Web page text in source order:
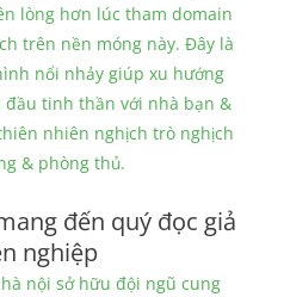
lòng hơn lúc tham domain
trên nền móng này. Đây là
nổi nhảy giúp xu hướng
tinh thần với nhà bạn &
nhiên nghịch trò nghịch
& phòng thủ.
đến quý đọc giả
nghiệp
nội sở hữu đội ngũ cung